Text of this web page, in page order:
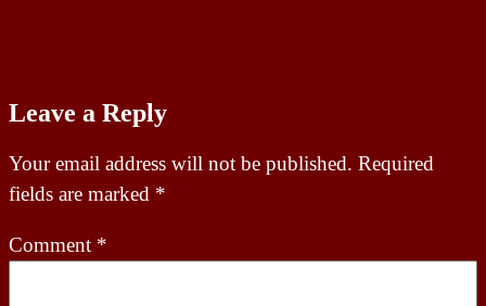
Leave a Reply
Your email address will not be published. Required
fields are marked *
Comment *